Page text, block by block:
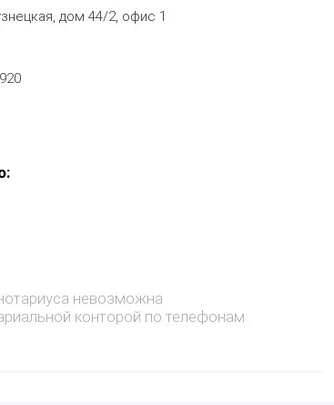
дом 44/2, офис 1
невозможна
конторой по телефонам